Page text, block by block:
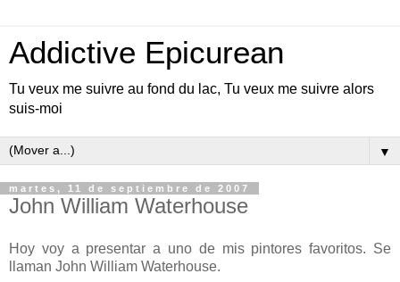
Addictive Epicurean
Tu veux me suivre au fond du lac, Tu veux me suivre alors
suis-moi
▼
martes, 11 de septiembre de 2007
John William Waterhouse
Hoy voy a presentar a uno de mis pintores favoritos. Se
llaman John William Waterhouse.